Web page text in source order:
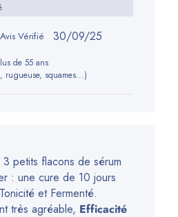
Avis Vérifié
Date
publication
30/09/25
de 55 ans
rugueuse, squames...)
3 petits flacons de sérum
: une cure de 10 jours
et Fermenté.
très agréable, Efficacité